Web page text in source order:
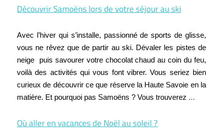
Découvrir Samoëns lors de votre séjour au ski
Avec l’hiver qui s’installe, passionné de sports de glisse,
vous ne rêvez que de partir au ski. Dévaler les pistes de
neige puis savourer votre chocolat chaud au coin du feu,
voilà des activités qui vous font vibrer. Vous seriez bien
curieux de découvrir ce que réserve la Haute Savoie en la
matière. Et pourquoi pas Samoëns ? Vous trouverez …
Où aller en vacances de Noël au soleil ?